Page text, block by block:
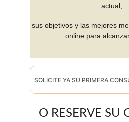
actual,
sus objetivos y las mejores
online para
SOLICITE YA SU PRIMERA
O RESERVE SU